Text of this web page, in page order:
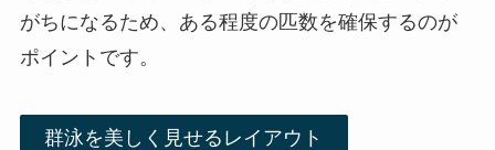
がちになるため、ある程度の匹数を確保するのが
ポイントです。
群泳を美しく見せるレイアウト